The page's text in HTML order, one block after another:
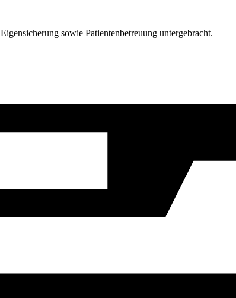
sowie Patientenbetreuung untergebracht.